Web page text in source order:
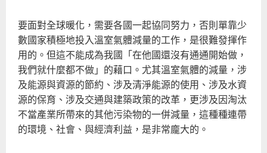
要面對全球暖化，需要各國一起協同努力，否則單靠少
數國家積極地投入溫室氣體減量的工作，是很難發揮作
用的。但這不能成為我國「在他國還沒有通通開始做，
我們就什麼都不做」的藉口。尤其溫室氣體的減量，涉
及能源與資源的節約、涉及清淨能源的使用、涉及水資
源的保育、涉及交通與建築政策的改革，更涉及因淘汰
不當產業所帶來的其他污染物的一併減量，這種種連帶
的環境、社會、與經濟利益，是非常龐大的。